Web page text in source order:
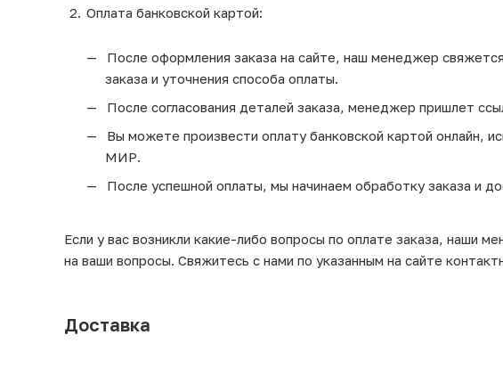
Оплата банковской картой:
После оформления заказа на сайте, наш менеджер
заказа и уточнения способа оплаты.
После согласования деталей заказа, менеджер пришлет
Вы можете произвести оплату банковской картой онлайн,
МИР.
После успешной оплаты, мы начинаем обработку заказа и
Если у вас возникли какие-либо вопросы по оплате заказа, наши
на ваши вопросы. Свяжитесь с нами по указанным на сайте
Доставка